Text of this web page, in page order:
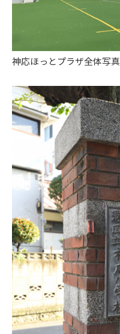
神応ほっとプラザ全体写真